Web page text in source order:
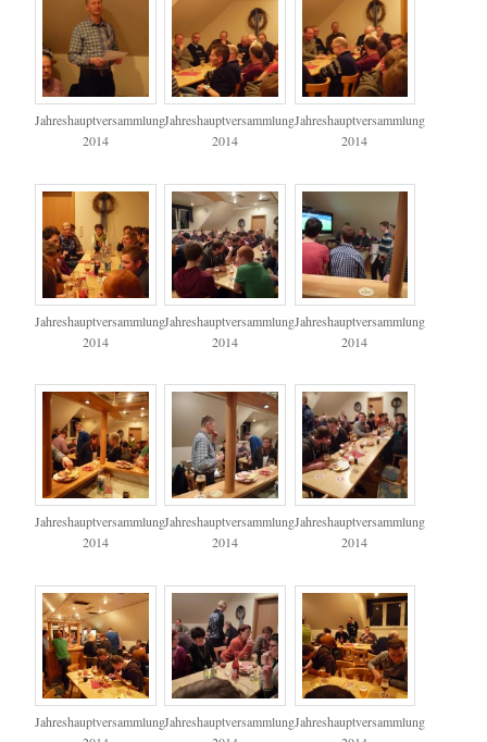
Jahreshauptversammlung
2014
Jahreshauptversammlung
2014
Jahreshauptversammlung
2014
Jahreshauptversammlung
2014
Jahreshauptversammlung
2014
Jahreshauptversammlung
2014
Jahreshauptversammlung
2014
Jahreshauptversammlung
2014
Jahreshauptversammlung
2014
JahreshauptversammlungJahreshauptversammlungJahreshauptversammlung